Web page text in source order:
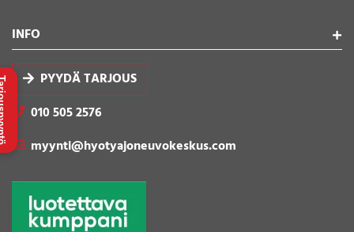
INFO
PYYDÄ TARJOUS
010 505 2576
myynti@hyotyajoneuvokeskus.com